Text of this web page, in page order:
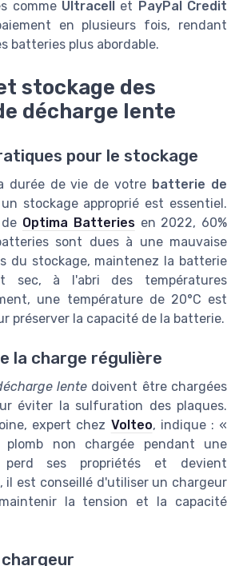
comme Ultracell et PayPal Credit
en plusieurs fois, rendant
batteries plus abordable.
stockage des
décharge lente
pour le stockage
durée de vie de votre batterie de
stockage approprié est essentiel.
Optima Batteriesen 2022, 60%
sont dues à une mauvaise
du stockage, maintenez la batterie
sec, à l'abri des températures
une température de 20°C est
préserver la capacité de la batterie.
la charge régulière
lente doivent être chargées
éviter la sulfuration des plaques.
expert chez Volteo, indique : «
non chargée pendant une
perd ses propriétés et devient
il est conseillé d'utiliser un chargeur
la tension et la capacité
chargeur